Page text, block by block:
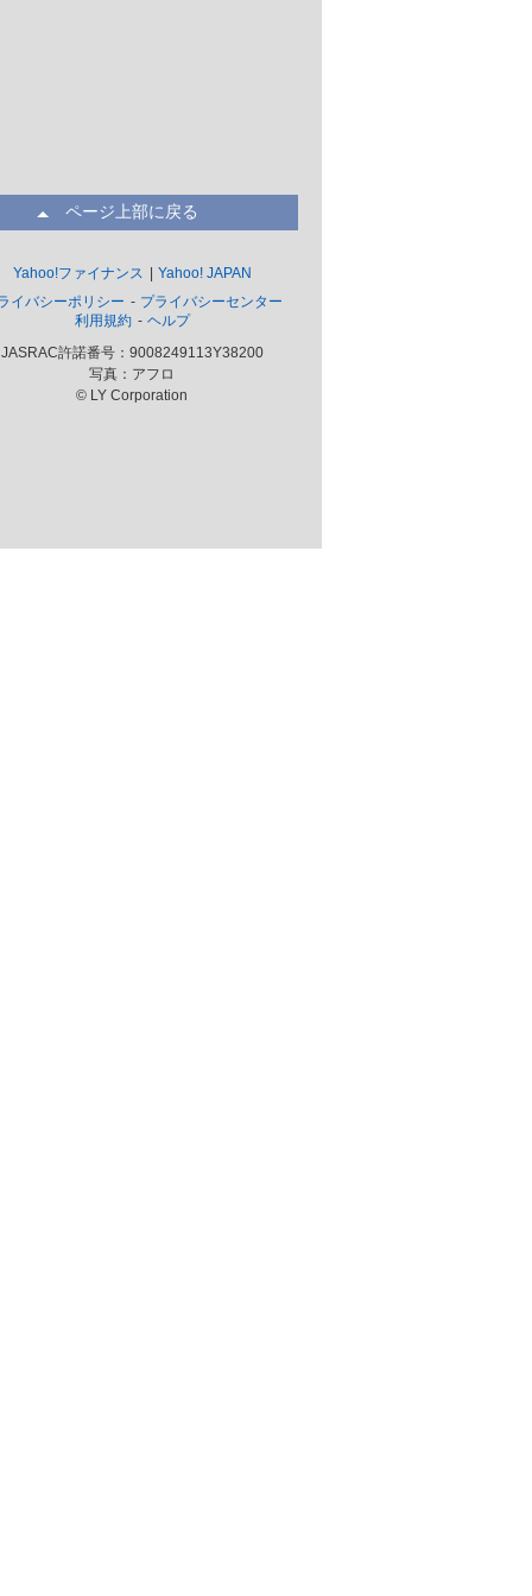
ページ上部に戻る
Yahoo!ファイナンス
Yahoo! JAPAN
イバシーポリシー
プライバシーセンター
利用規約
ヘルプ
JASRAC許諾番号：9008249113Y38200
写真：アフロ
© LY Corporation